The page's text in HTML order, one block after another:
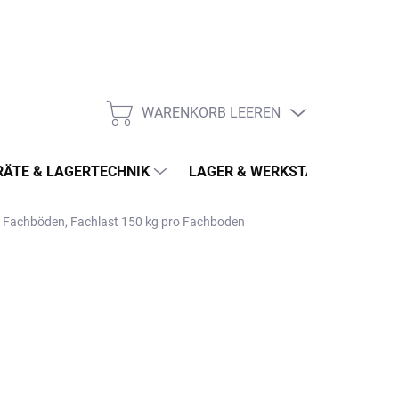
WARENKORB
WARENKORB LEEREN
& LAGERTECHNIK LAGER & WERKSTATT
Fachlast 150 kg pro Fachboden